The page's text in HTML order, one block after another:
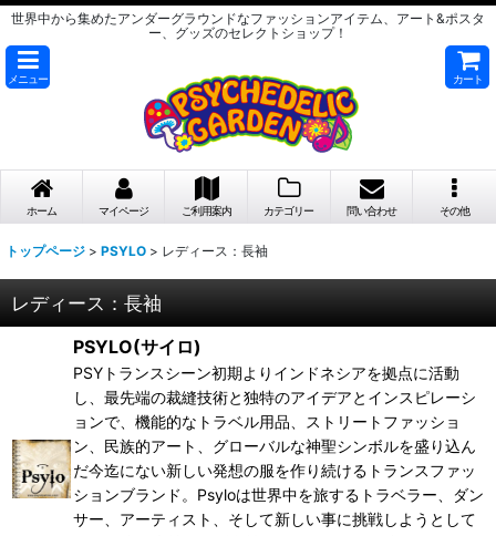
世界中から集めたアンダーグラウンドなファッションアイテム、アート&ポスタ
ー、グッズのセレクトショップ！
メニュー カート
ホーム マイページ ご利用案内 カテゴリー 問い合わせ その他
トップページ > PSYLO > レディース：長袖
レディース：長袖
PSYLO(サイロ)
PSYトランスシーン初期よりインドネシアを拠点に活動
し、最先端の裁縫技術と独特のアイデアとインスピレーシ
ョンで、機能的なトラベル用品、ストリートファッショ
ン、民族的アート、グローバルな神聖シンボルを盛り込ん
だ今迄にない新しい発想の服を作り続けるトランスファッ
ションブランド。Psyloは世界中を旅するトラベラー、ダン
サー、アーティスト、そして新しい事に挑戦しようとして